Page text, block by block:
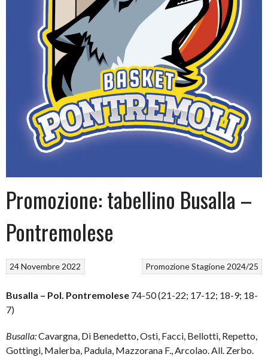
Promozione: tabellino Busalla –
Pontremolese
PromozioneStagione 2024/25
24 Novembre 2022
Busalla – Pol. Pontremolese 74-50 (21-22; 17-12; 18-9; 18-
7)
Busalla:Cavargna, Di Benedetto, Osti, Facci, Bellotti, Repetto,
Gottingi, Malerba, Padula, Mazzorana F., Arcolao. All. Zerbo.